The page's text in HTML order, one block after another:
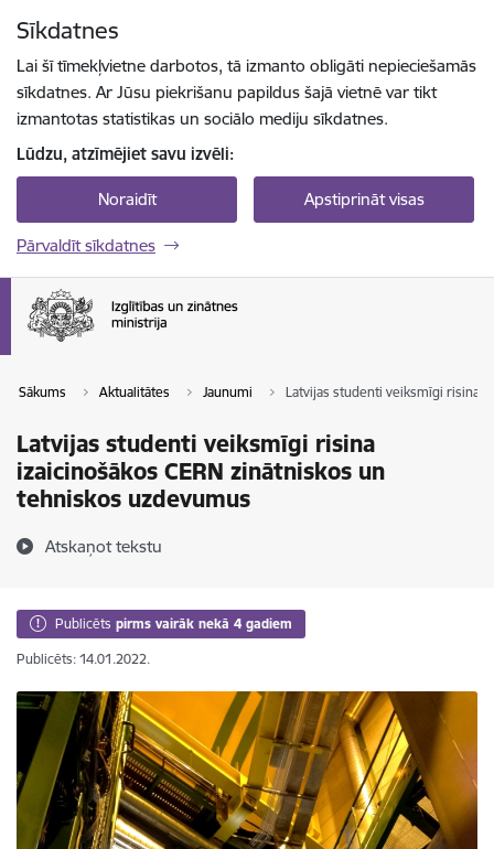
Sīkdatnes
Lai šī tīmekļvietne darbotos, tā izmanto obligāti nepieciešamās
sīkdatnes. Ar Jūsu piekrišanu papildus šajā vietnē var tikt
izmantotas statistikas un sociālo mediju sīkdatnes.
Lūdzu, atzīmējiet savu izvēli:
Noraidīt Apstiprināt visas
Pārvaldīt sīkdatnes
Sākums Aktualitātes Jaunumi Latvijas studenti veiksmīgi risina
Latvijas studenti veiksmīgi risina
izaicinošākos CERN zinātniskos un
tehniskos uzdevumus
Atskaņot tekstu
Publicēts pirms vairāk nekā 4 gadiem
Publicēts: 14.01.2022.